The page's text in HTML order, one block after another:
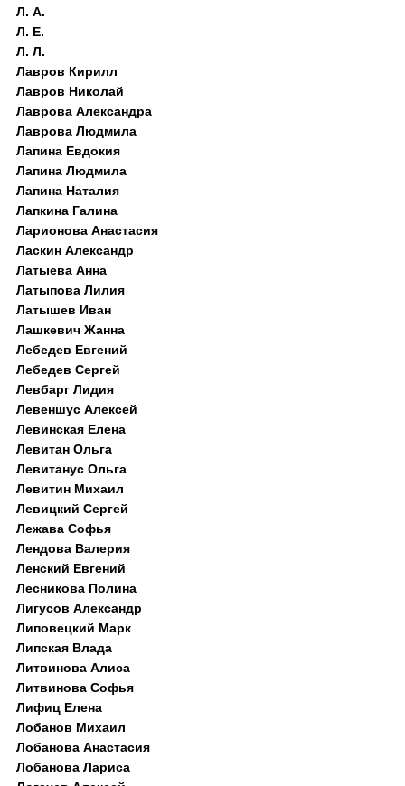
Л. А.
Л. Е.
Л. Л.
Лавров Кирилл
Лавров Николай
Лаврова Александра
Лаврова Людмила
Лапина Евдокия
Лапина Людмила
Лапина Наталия
Лапкина Галина
Ларионова Анастасия
Ласкин Александр
Латыева Анна
Латыпова Лилия
Латышев Иван
Лашкевич Жанна
Лебедев Евгений
Лебедев Сергей
Левбарг Лидия
Левеншус Алексей
Левинская Елена
Левитан Ольга
Левитанус Ольга
Левитин Михаил
Левицкий Сергей
Лежава Софья
Лендова Валерия
Ленский Евгений
Лесникова Полина
Лигусов Александр
Липовецкий Марк
Липская Влада
Литвинова Алиса
Литвинова Софья
Лифиц Елена
Лобанов Михаил
Лобанова Анастасия
Лобанова Лариса